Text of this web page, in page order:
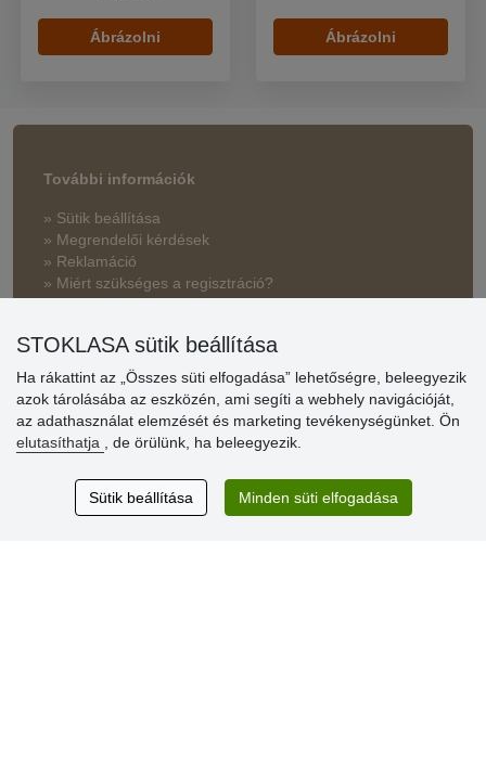
Ábrázolni Ábrázolni
További információk
» Sütik beállítása
» Megrendelői kérdések
» Reklamáció
» Miért szükséges a regisztráció?
vásárlóinknak
» Súgó
Vásárlók
értékelése
STOKLASA sütik beállítása
Ha rákattint az „Összes süti elfogadása” lehetőségre, beleegyezik
azok tárolásába az eszközén, ami segíti a webhely navigációját,
az adathasználat elemzését és marketing tevékenységünket. Ön
elutasíthatja
, de örülünk, ha beleegyezik.
Sütik beállítása Minden süti elfogadása